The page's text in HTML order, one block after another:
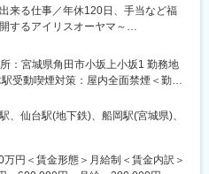
現在60億から500億規模へと成長す
々誕生しています。開発はその出発
る文化のもと、自分の意思とスタイ
も関わっていただける方を歓迎しま
れる機会も豊富で、成長を加速させ
ケアの『AMBiQUE』、ベビースキン
来る仕事／年休120日、手当など福
するアイリスオーヤマ～
である「生活用品」の強化を行うた
持ってモノづくりを行ってくれる仲
：
ただける商品を生み出していただく
：宮城県角田市小坂上小坂1 勤務地
受動喫煙対策：屋内全面禁煙＜勤務
住所：宮城県仙台市青葉区中央2-1-7
最寄駅：JR仙石線／あおば通駅受
更の範囲：本文参照
、仙台駅(地下鉄)、船岡駅(宮城県)、
円＜賃金形態＞月給制＜賃金内訳＞